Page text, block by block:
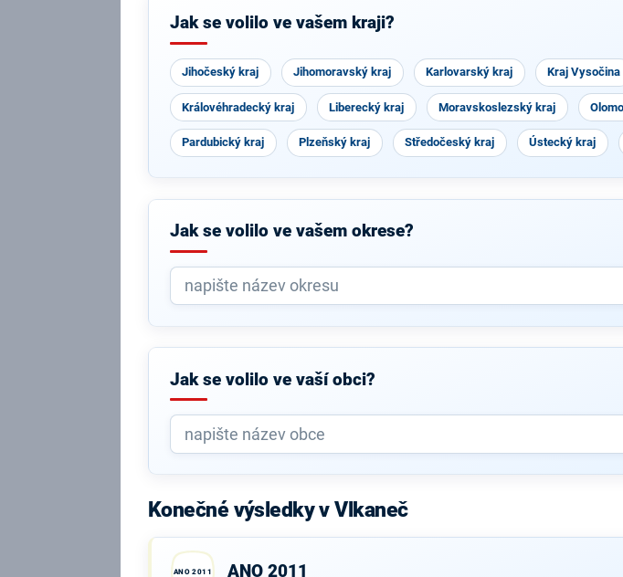
Jak se volilo ve vašem kraji?
Jihočeský kraj Jihomoravský kraj Karlovarský kraj Kraj Vysočina
Královéhradecký kraj Liberecký kraj Moravskoslezský kraj
Pardubický kraj Plzeňský kraj Středočeský kraj Ústecký kraj
Jak se volilo ve vašem okrese?
Jak se volilo ve vaší obci?
Konečné výsledky v Vlkaneč
ANO 2011 ANO 2011